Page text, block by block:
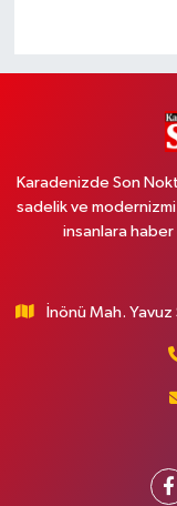
Karadenizde Son
sadelik ve
insanlara
İnönü Mah.